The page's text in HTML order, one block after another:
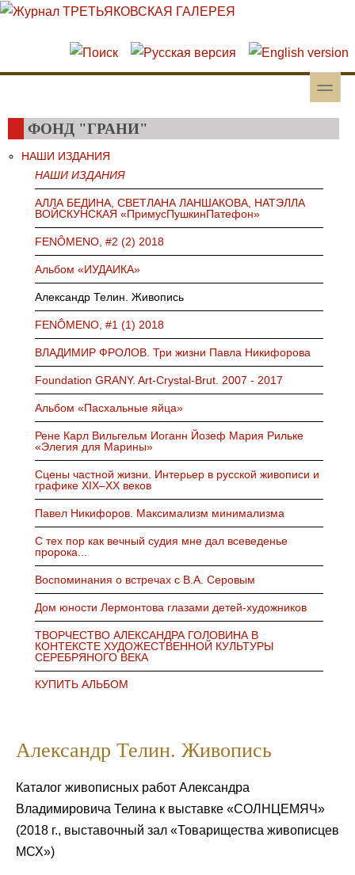
Перейти к основному содержанию
Skip to search
toggle
ФОНД "ГРАНИ"
НАШИ ИЗДАНИЯ
НАШИ ИЗДАНИЯ
АЛЛА БЕДИНА, СВЕТЛАНА ЛАНШАКОВА, НАТЭЛЛА
ВОЙСКУНСКАЯ «ПримусПушкинПатефон»
FENÔMENO, #2 (2) 2018
Альбом «ИУДАИКА»
Александр Телин. Живопись
FENÔMENO, #1 (1) 2018
ВЛАДИМИР ФРОЛОВ. Три жизни Павла Никифорова
Foundation GRANY. Art-Crystal-Brut. 2007 - 2017
Альбом «Пасхальные яйца»
Рене Карл Вильгельм Иоганн Йозеф Мария Рильке
«Элегия для Марины»
Cцены частной жизни. Интерьер в русской живописи и
графике XIX–ХХ веков
Павел Никифоров. Максимализм минимализма
С тех пор как вечный судия мне дал всеведенье
пророка...
Воспоминания о встречах с В.А. Серовым
Дом юности Лермонтова глазами детей-художников
ТВОРЧЕСТВО АЛЕКСАНДРА ГОЛОВИНА В
КОНТЕКСТЕ ХУДОЖЕСТВЕННОЙ КУЛЬТУРЫ
СЕРЕБРЯНОГО ВЕКА
КУПИТЬ АЛЬБОМ
Александр Телин. Живопись
Каталог живописных работ Александра
Владимировича Телина к выставке «СОЛНЦЕМЯЧ»
(2018 г., выставочный зал «Товарищества живописцев
МСХ»)